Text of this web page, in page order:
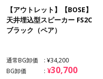
【アウトレット】【BOSE】
天井埋込型スピーカー FS2C
ブラック（ペア）
通常BG卸価
¥34,200
BG卸価
¥30,700